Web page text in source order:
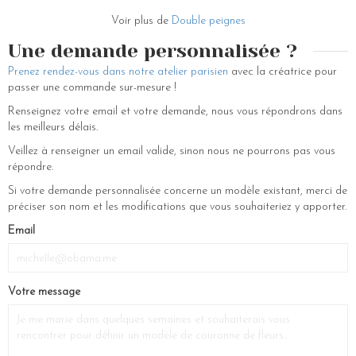
Voir plus de Double peignes
Une demande personnalisée ?
Prenez rendez-vous dans notre atelier parisien avec la créatrice pour
passer une commande sur-mesure !
Renseignez votre email et votre demande, nous vous répondrons dans
les meilleurs délais.
Veillez à renseigner un email valide, sinon nous ne pourrons pas vous
répondre.
Si votre demande personnalisée concerne un modèle existant, merci de
préciser son nom et les modifications que vous souhaiteriez y apporter.
If
are
human,
Email
Votre message